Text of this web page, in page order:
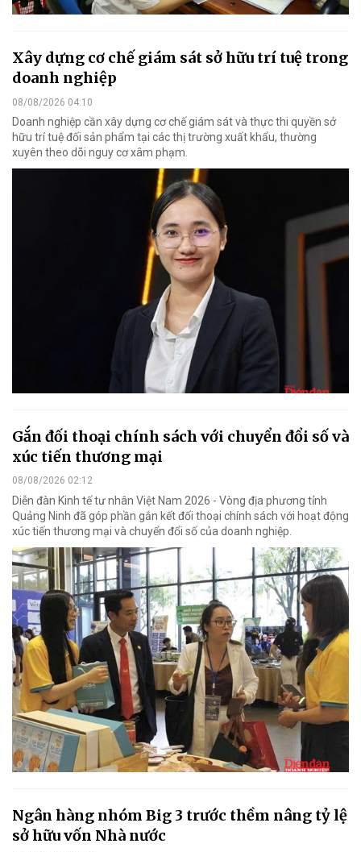
Xây dựng cơ chế giám sát sở hữu trí tuệ trong
doanh nghiệp
08/08/2026 04:10
Doanh nghiệp cần xây dựng cơ chế giám sát và thực thi quyền sở
hữu trí tuệ đối sản phẩm tại các thị trường xuất khẩu, thường
xuyên theo dõi nguy cơ xâm phạm.
Gắn đối thoại chính sách với chuyển đổi số và
xúc tiến thương mại
08/08/2026 02:12
Diễn đàn Kinh tế tư nhân Việt Nam 2026 - Vòng địa phương tỉnh
Quảng Ninh đã góp phần gắn kết đối thoại chính sách với hoạt động
xúc tiến thương mại và chuyển đổi số của doanh nghiệp.
Ngân hàng nhóm Big 3 trước thềm nâng tỷ lệ
sở hữu vốn Nhà nước